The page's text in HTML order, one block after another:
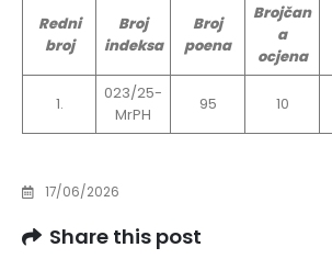
Redni
broj
Broj
indeksa
Broj
poena
Brojčan
a
ocjena
1.
023/25-
MrPH
95 10
17/06/2026
Share this post